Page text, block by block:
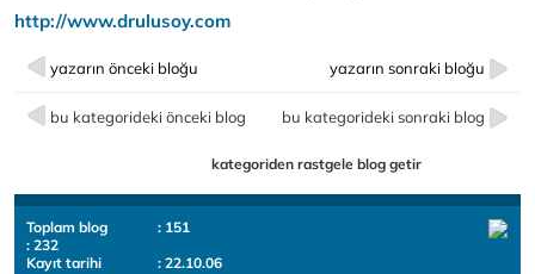
http://www.drulusoy.com
yazarın önceki bloğu yazarın sonraki bloğu
bu kategorideki önceki blog bu kategorideki sonraki blog
kategoriden rastgele blog getir
Toplam blog
: 151
: 232
Kayıt tarihi
: 22.10.06